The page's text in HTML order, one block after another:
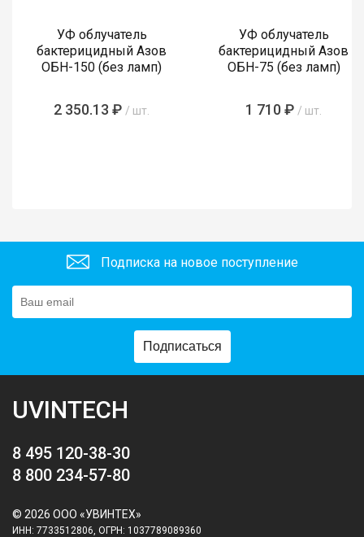
УФ облучатель
бактерицидный Азов
ОБН-150 (без ламп)
2 350.13 ₽ / шт.
УФ облучатель
бактерицидный Азов
ОБН-75 (без ламп)
1 710 ₽ / шт.
Подписка на новое поступление
Подписаться
UVINTECH
8 495 120-38-30
8 800 234-57-80
© 2026 ООО «УВИНТЕХ»
ИНН: 7733512806, ОГРН: 1037789089360